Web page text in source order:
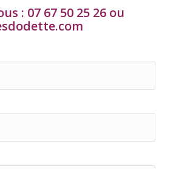
: 07 67 50 25 26 ou